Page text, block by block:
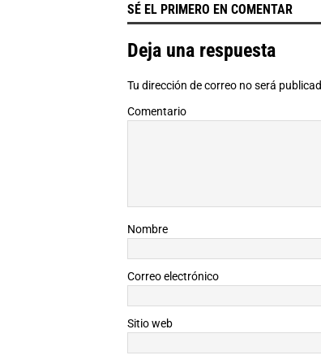
SÉ EL PRIMERO EN COMENTAR
Deja una respuesta
Tu dirección de correo no será
Comentario
Nombre
Correo electrónico
Sitio web